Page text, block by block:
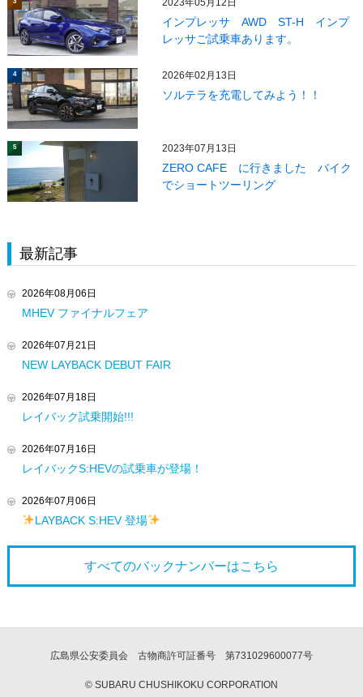
2023年05月12日
インプレッサ AWD ST-H インプ
レッサご試乗車あります。
4 2026年02月13日
ソルテラを充電してみよう！！
5 2023年07月13日
ZERO CAFE に行きました バイク
でショートツーリング
最新記事
2026年08月06日
MHEV ファイナルフェア
2026年07月21日
NEW LAYBACK DEBUT FAIR
2026年07月18日
レイバック試乗開始!!!
2026年07月16日
レイバックS:HEVの試乗車が登場！
2026年07月06日
LAYBACK S:HEV 登場
すべてのバックナンバーはこちら
広島県公安委員会 古物商許可証番号 第731029600077号
© SUBARU CHUSHIKOKU CORPORATION